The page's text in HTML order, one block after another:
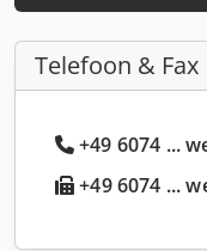
Telefoon & Fax
+49 6074 ...
+49 6074 ...